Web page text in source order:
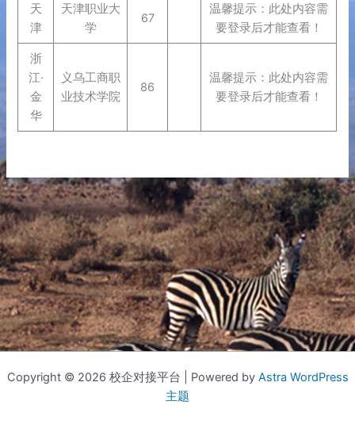
天
津
天津职业大
学
67
温馨提示：此处内容需
要登录后才能查看！
浙
江·
金
华
义乌工商职
业技术学院
86
温馨提示：此处内容需
要登录后才能查看！
Copyright © 2026 校企对接平台 | Powered by Astra WordPress
主题